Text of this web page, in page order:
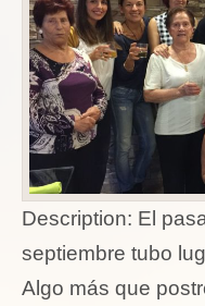
Description: El
septiembre tubo
Algo más que